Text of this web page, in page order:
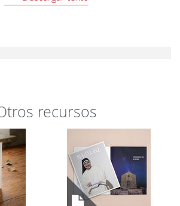
cookies de Cookies de análisis.
recursos